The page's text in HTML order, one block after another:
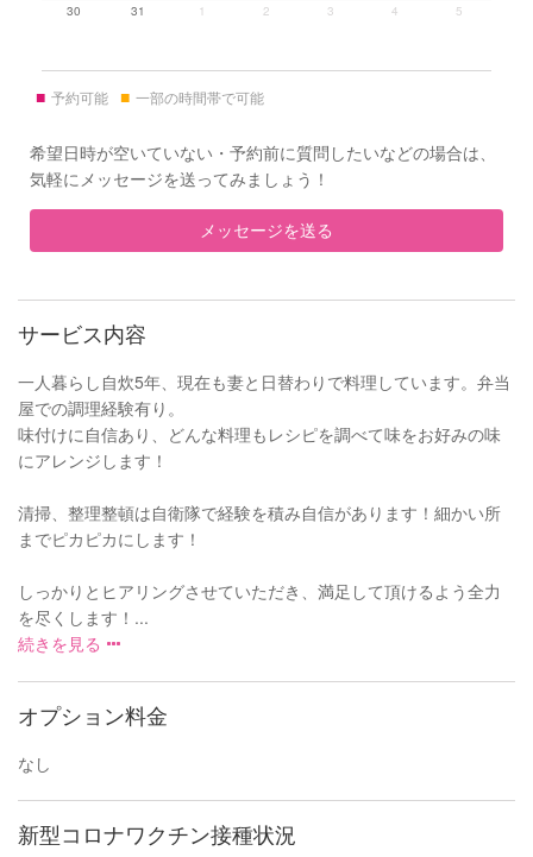
30 31 1 2 3 4 5
■ 予約可能 ■ 一部の時間帯で可能
希望日時が空いていない・予約前に質問したいなどの場合は、
気軽にメッセージを送ってみましょう！
メッセージを送る
サービス内容
一人暮らし自炊5年、現在も妻と日替わりで料理しています。弁当
屋での調理経験有り。
味付けに自信あり、どんな料理もレシピを調べて味をお好みの味
にアレンジします！
清掃、整理整頓は自衛隊で経験を積み自信があります！細かい所
までピカピカにします！
しっかりとヒアリングさせていただき、満足して頂けるよう全力
を尽くします！...
続きを見る
オプション料金
なし
新型コロナワクチン接種状況